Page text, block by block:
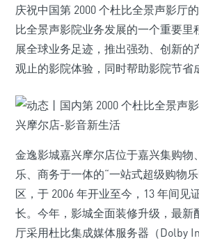
庆祝中国第 2000 个杜比全景声影厅
比全景声影院业务发展的一个重要里
展全球业务足迹，推出强劲、创新的
观止的影院体验，同时帮助影院节省
金逸影城嘉兴摩尔店位于嘉兴集购物
乐、商务于一体的“一站式超级购物
区，于 2006 年开业至今，13 年间见
长。今年，影城全面装修升级，最新
厅采用杜比集成媒体服务器（Dolby